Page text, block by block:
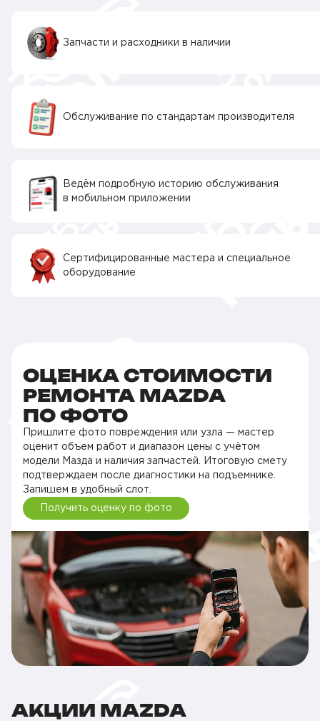
Запчасти и расходники в наличии
Обслуживание по стандартам производителя
Ведём подробную историю обслуживания
в мобильном приложении
Сертифицированные мастера и специальное
оборудование
ОЦЕНКА СТОИМОСТИ
РЕМОНТА MAZDA
ПО ФОТО
Пришлите фото повреждения или узла — мастер
оценит объем работ и диапазон цены с учётом
модели Мазда и наличия запчастей. Итоговую смету
подтверждаем после диагностики на подъемнике.
Запишем в удобный слот.
Получить оценку по фото
АКЦИИ MAZDA